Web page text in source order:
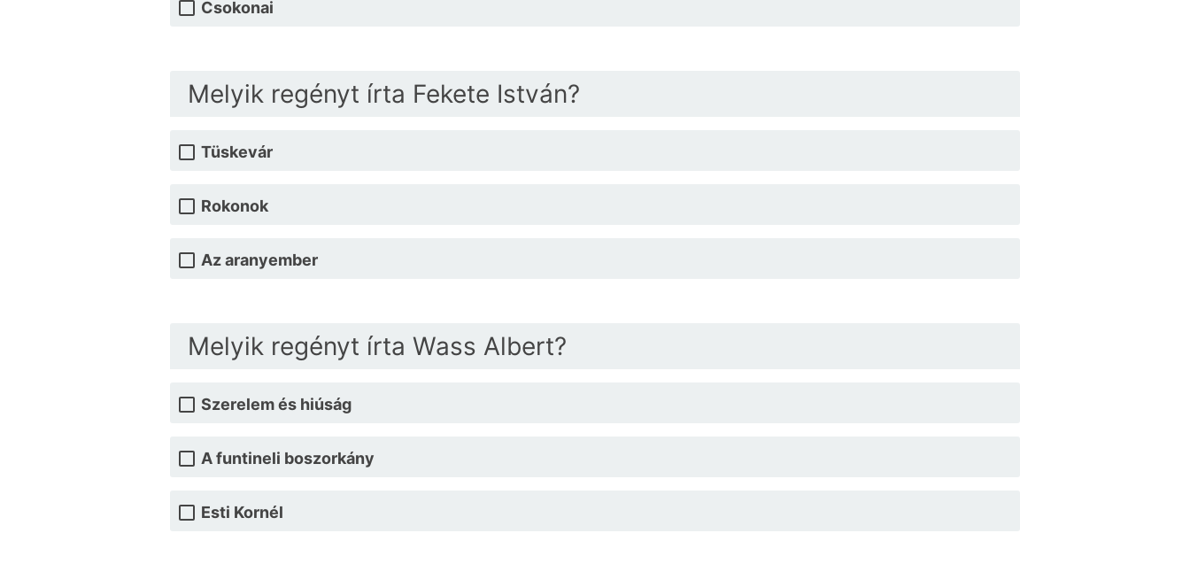
Csokonai
Melyik regényt írta Fekete István?
Tüskevár
Rokonok
Az aranyember
Melyik regényt írta Wass Albert?
Szerelem és hiúság
A funtineli boszorkány
Esti Kornél